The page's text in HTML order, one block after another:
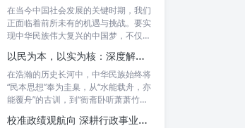
在当今中国社会发展的关键时期，我们
正面临着前所未有的机遇与挑战。要实
现中华民族伟大复兴的中国梦，不仅需
以民为本，以实为核：深度解析坚守为民初心与正确政绩观念的融合路径
在浩瀚的历史长河中，中华民族始终将
“民本思想”奉为圭臬，从“水能载舟，亦
能覆舟”的古训，到“衙斋卧听萧萧竹，
校准政绩观航向 深耕行政事业本职：新时代高质量发展的核心密码